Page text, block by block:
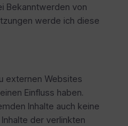
Bekanntwerden von
werde ich diese
externen Websites
Einfluss haben.
Inhalte auch keine
der verlinkten